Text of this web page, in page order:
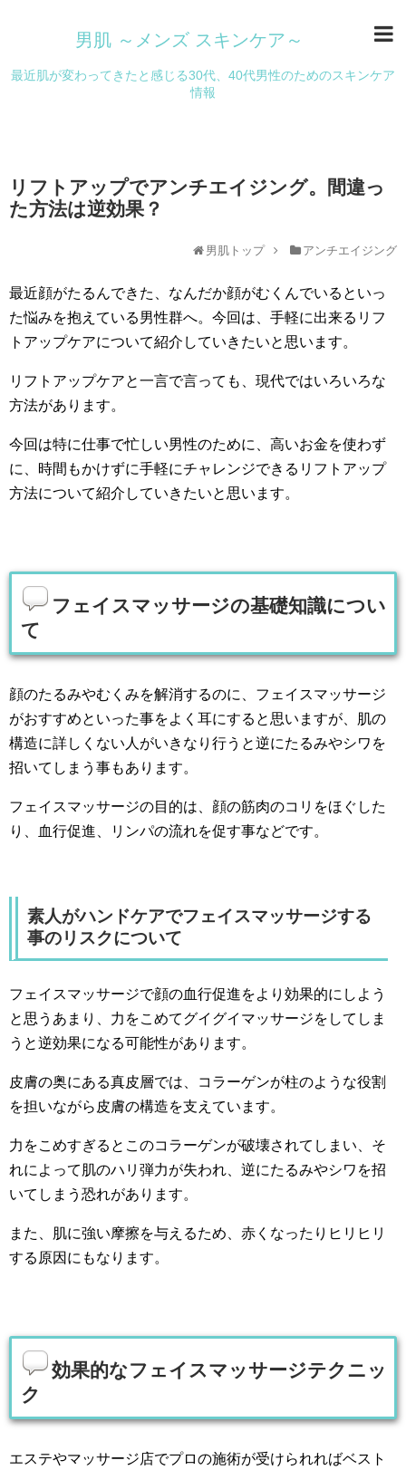
男肌 ～メンズ スキンケア～
最近肌が変わってきたと感じる30代、40代男性のためのスキンケア
情報
リフトアップでアンチエイジング。間違っ
た方法は逆効果？
男肌トップ アンチエイジング
最近顔がたるんできた、なんだか顔がむくんでいるといっ
た悩みを抱えている男性群へ。今回は、手軽に出来るリフ
トアップケアについて紹介していきたいと思います。
リフトアップケアと一言で言っても、現代ではいろいろな
方法があります。
今回は特に仕事で忙しい男性のために、高いお金を使わず
に、時間もかけずに手軽にチャレンジできるリフトアップ
方法について紹介していきたいと思います。
フェイスマッサージの基礎知識につい
て
顔のたるみやむくみを解消するのに、フェイスマッサージ
がおすすめといった事をよく耳にすると思いますが、肌の
構造に詳しくない人がいきなり行うと逆にたるみやシワを
招いてしまう事もあります。
フェイスマッサージの目的は、顔の筋肉のコリをほぐした
り、血行促進、リンパの流れを促す事などです。
素人がハンドケアでフェイスマッサージする
事のリスクについて
フェイスマッサージで顔の血行促進をより効果的にしよう
と思うあまり、力をこめてグイグイマッサージをしてしま
うと逆効果になる可能性があります。
皮膚の奥にある真皮層では、コラーゲンが柱のような役割
を担いながら皮膚の構造を支えています。
力をこめすぎるとこのコラーゲンが破壊されてしまい、そ
れによって肌のハリ弾力が失われ、逆にたるみやシワを招
いてしまう恐れがあります。
また、肌に強い摩擦を与えるため、赤くなったりヒリヒリ
する原因にもなります。
効果的なフェイスマッサージテクニッ
ク
エステやマッサージ店でプロの施術が受けられればベスト